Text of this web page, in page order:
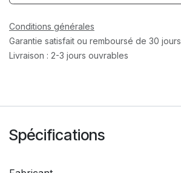
Conditions générales
Garantie satisfait ou remboursé de 30 jours
Livraison : 2-3 jours ouvrables
Spécifications